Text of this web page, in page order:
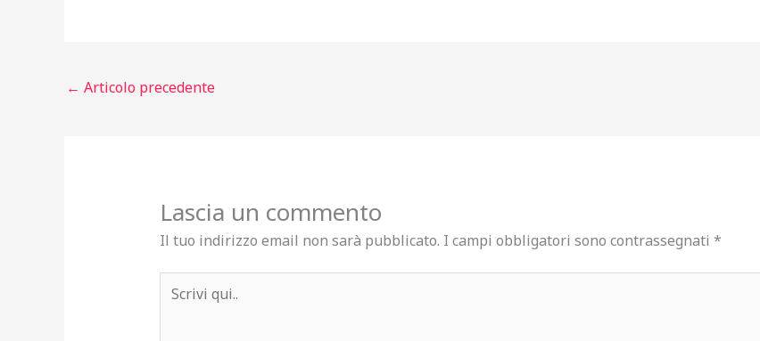
← Articolo precedente
Lascia un commento
Il tuo indirizzo email non sarà pubblicato. I campi obbligatori sono contrassegnati *
qui..